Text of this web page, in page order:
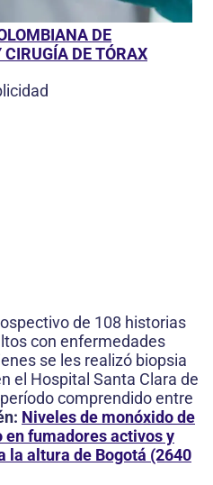
DE
CIRUGÍA DE TÓRAX
de 108 historias
con enfermedades
se les realizó biopsia
el Hospital Santa Clara de
comprendido entre
Niveles de monóxido de
fumadores activos y
la altura de Bogotá (2640